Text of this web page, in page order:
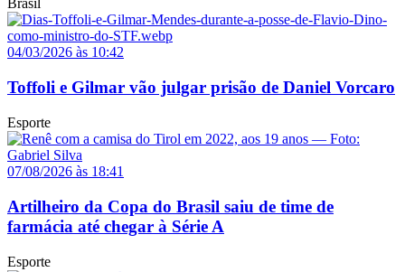
04/03/2026 às 10:42
Toffoli e Gilmar vão julgar prisão de Daniel Vorcaro
Esporte
07/08/2026 às 18:41
Artilheiro da Copa do Brasil saiu de time de
farmácia até chegar à Série A
Esporte